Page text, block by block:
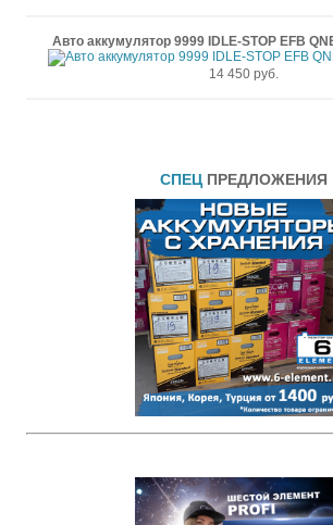
СПЕЦ ПРЕДЛОЖЕНИЯ
Авто аккумулятор 9999 IDLE-STOP EFB
14 450 руб.